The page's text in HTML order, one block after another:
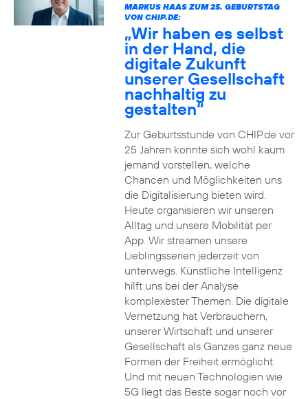
MARKUS HAAS ZUM 25. GEBURTSTAG
VON CHIP.DE:
„Wir haben es selbst
in der Hand, die
digitale Zukunft
unserer Gesellschaft
nachhaltig zu
gestalten“
Zur Geburtsstunde von CHIP.de vor
25 Jahren konnte sich wohl kaum
jemand vorstellen, welche
Chancen und Möglichkeiten uns
die Digitalisierung bieten wird.
Heute organisieren wir unseren
Alltag und unsere Mobilität per
App. Wir streamen unsere
Lieblingsserien jederzeit von
unterwegs. Künstliche Intelligenz
hilft uns bei der Analyse
komplexester Themen. Die digitale
Vernetzung hat Verbrauchern,
unserer Wirtschaft und unserer
Gesellschaft als Ganzes ganz neue
Formen der Freiheit ermöglicht.
Und mit neuen Technologien wie
5G liegt das Beste sogar noch vor